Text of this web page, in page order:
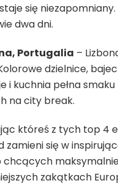
się
dwa dni.
Portugalia –
dzielnice,
i kuchnia pełna
na city break.
któreś z tych top 4
zamieni się w
chcących
zakątkach